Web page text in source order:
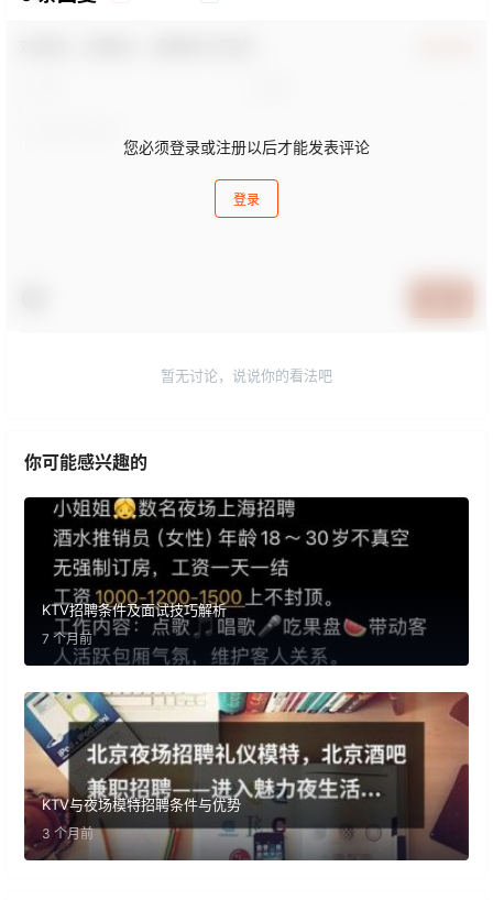
您必须登录或注册以后才能发表评论
登录
暂无讨论，说说你的看法吧
你可能感兴趣的
KTV招聘条件及面试技巧解析
7 个月前
KTV与夜场模特招聘条件与优势
3 个月前